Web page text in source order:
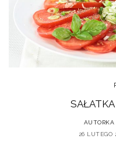
AUTORKA
26 LUTEGO